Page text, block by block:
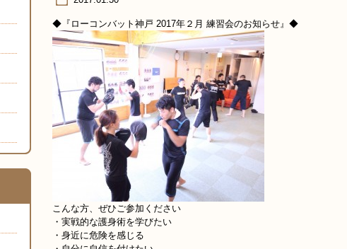
◆『ローコンバット神戸 2017年２月 練習会のお知らせ』◆
こんな方、ぜひご参加ください
・実戦的な護身術を学びたい
・身近に危険を感じる